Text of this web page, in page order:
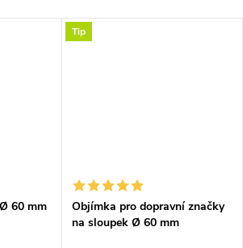
60 mm
Tip
Objímka pro dopravní značky
na sloupek Ø 60 mm